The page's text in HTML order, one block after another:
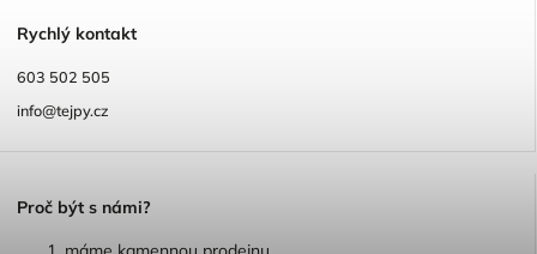
Rychlý kontakt
603 502 505
info@tejpy.cz
Proč být s námi?